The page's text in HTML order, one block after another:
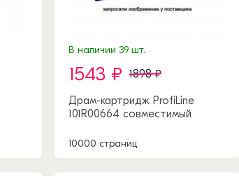
В наличии 39 шт.
1543 ₽ 1898 ₽
Драм-картридж ProfiLine
101R00664 совместимый
10000 страниц